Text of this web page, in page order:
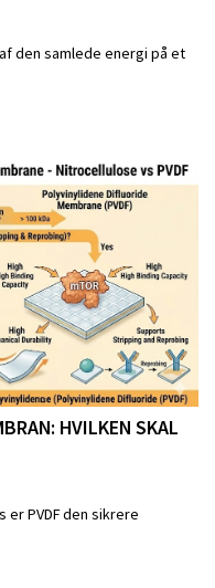
den samlede energi på et
HVILKEN SKAL
PVDF den sikrere